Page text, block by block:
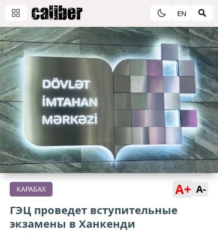
EN
КАРАБАХ A+ A-
ГЭЦ проведет вступительные
экзамены в Ханкенди